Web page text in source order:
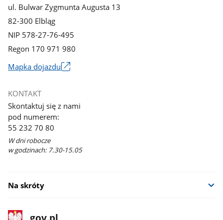
ul. Bulwar Zygmunta Augusta 13
82-300 Elbląg
NIP 578-27-76-495
Regon 170 971 980
Mapka dojazdu
się
w
nowym
oknie
KONTAKT
Skontaktuj się z nami
pod numerem:
55 232 70 80
W dni robocze
w godzinach: 7.30-15.05
Na skróty
stopkaStrona